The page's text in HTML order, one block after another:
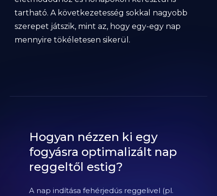
tartható. A következetesség sokkal nagyobb
szerepet játszik, mint az, hogy egy-egy nap
mennyire tökéletesen sikerül.
Hogyan nézzen ki egy
fogyásra optimalizált nap
reggeltől estig?
A nap indítása fehérjedús reggelivel (pl.